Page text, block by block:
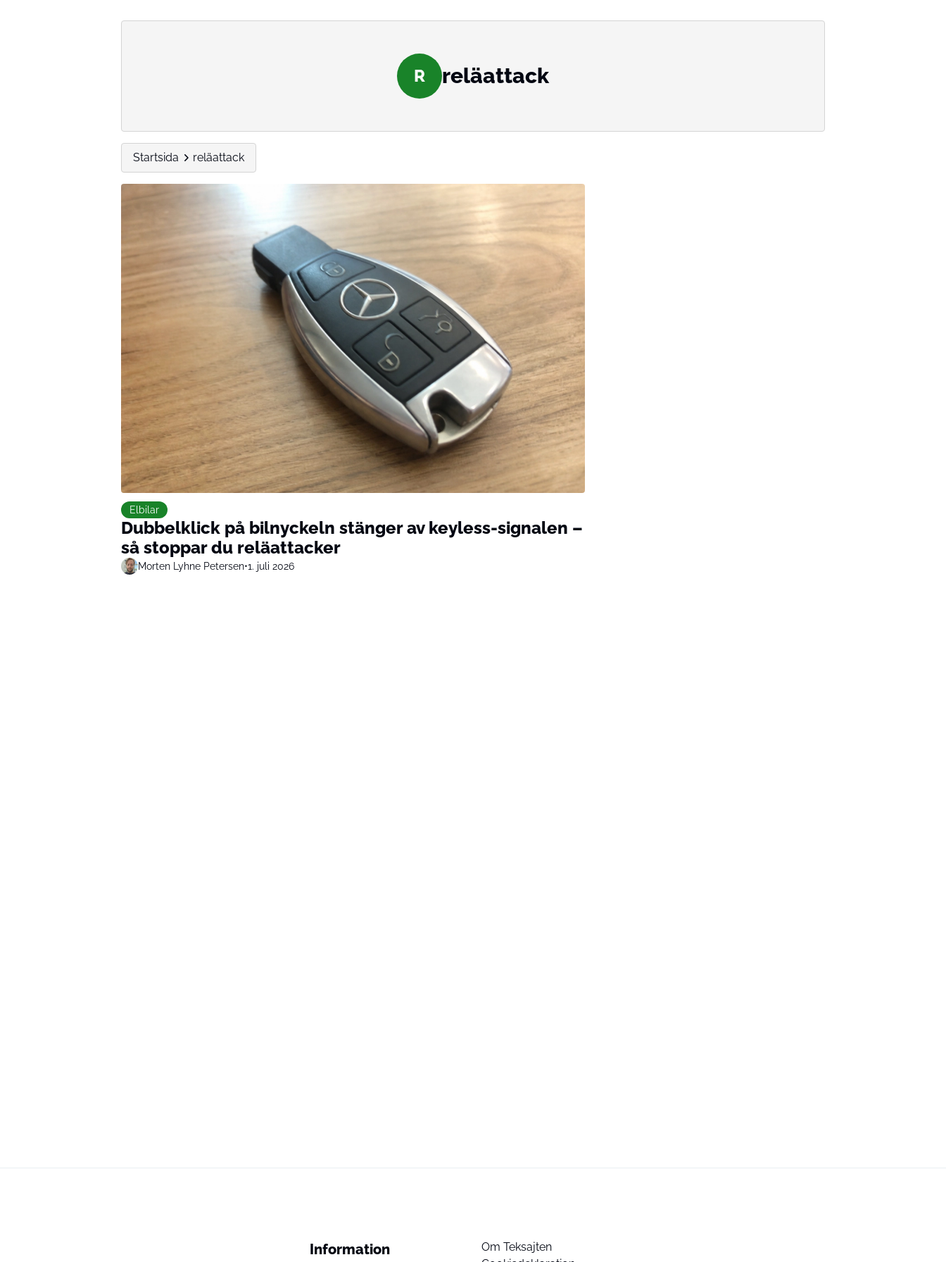
R reläattack
Startsida reläattack
Elbilar
Dubbelklick på bilnyckeln stänger av keyless-signalen –
så stoppar du reläattacker
Morten Lyhne Petersen•1. juli 2026
Information
Om Teksajten